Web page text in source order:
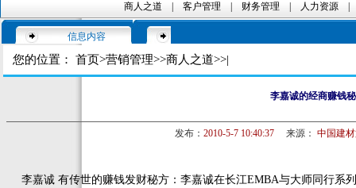
商人之道 客户管理 财务管理 人力资源
信息内容
您的位置： 首页>营销管理>>商人之道>>|
李嘉诚的经商赚钱
发布： 2010-5-7 10:40:37来源： 中国建
李嘉诚 有传世的赚钱发财秘方：李嘉诚在长江EMBA与大师同行系